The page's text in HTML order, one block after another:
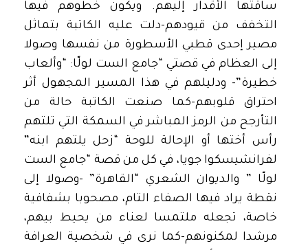
ساقتها الأقدار إليهم. ويكون خطوهم فيها
التخفف من قيودهم-دلت عليه الكاتبة بتماثل
مصير إحدى قطبي الأسطورة من نفسها وصولا
إلى العظام في قصتي “جامع الست لولّا: “وألعاب
خطيرة”- ودليلهم في هذا المسير المجهول أثر
احتراق قلوبهم-كما صنعت الكاتبة حالة من
التأرجح من الرمز المباشر في السمكة التي تلتهم
رأس أختها أو الإحالة للوحة “زحل يلتهم ابنه”
لفرانشيسكوا جويا، في كل من قصة “جامع الست
لولّا ” والديوان الشعري “القاهرة” -وصولا إلى
نقطة يراد فيها الصفاء التام، مصحوبا بشفافية
خاصة، تجعله ملتمسا لعناء من يحيط بيهم،
مرشدا لمكنونهم-كما نرى في شخصية العرافة